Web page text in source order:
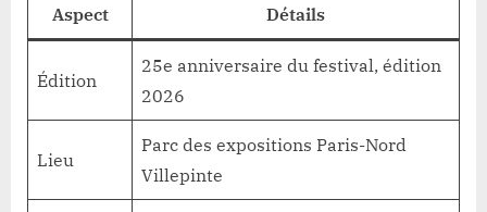
Aspect Détails
Édition
25e anniversaire du festival, édition
2026
Lieu
Parc des expositions Paris-Nord
Villepinte